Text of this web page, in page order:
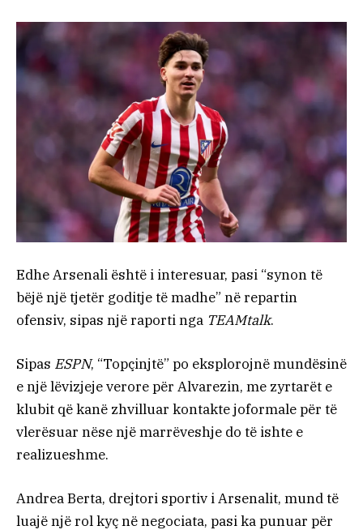
Edhe Arsenali është i interesuar, pasi “synon të
bëjë një tjetër goditje të madhe” në repartin
ofensiv, sipas një raporti nga TEAMtalk.
Sipas ESPN, “Topçinjtë” po eksplorojnë mundësinë
e një lëvizjeje verore për Alvarezin, me zyrtarët e
klubit që kanë zhvilluar kontakte joformale për të
vlerësuar nëse një marrëveshje do të ishte e
realizueshme.
Andrea Berta, drejtori sportiv i Arsenalit, mund të
luajë një rol kyç në negociata, pasi ka punuar për